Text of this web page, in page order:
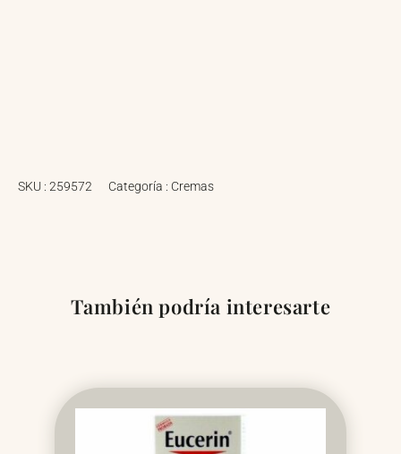
SKU : 259572 Categoría : Cremas
También podría interesarte